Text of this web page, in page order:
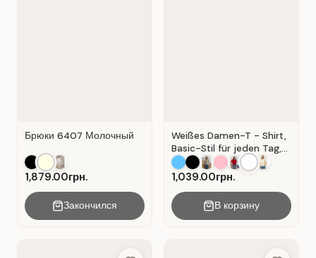
Брюки 6407 Молочный
1,879.00грн.
Закончился
Weißes Damen-T - Shirt,
Basic-Stil für jeden Tag,
Material: Weißer Kater
1,039.00грн.
В корзину